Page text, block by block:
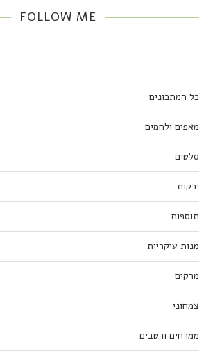
FOLLOW ME
כל המתכונים
מאפים ולחמים
סלטים
ירקות
תוספות
מנות עיקריות
מרקים
צמחוני
ממרחים ורטבים